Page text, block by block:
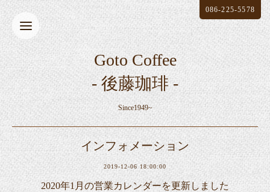
Goto Coffee
- 後藤珈琲 -
Since1949~
086-225-5578
インフォメーション
2019-12-06 18:00:00
2020年1月の営業カレンダーを更新しました